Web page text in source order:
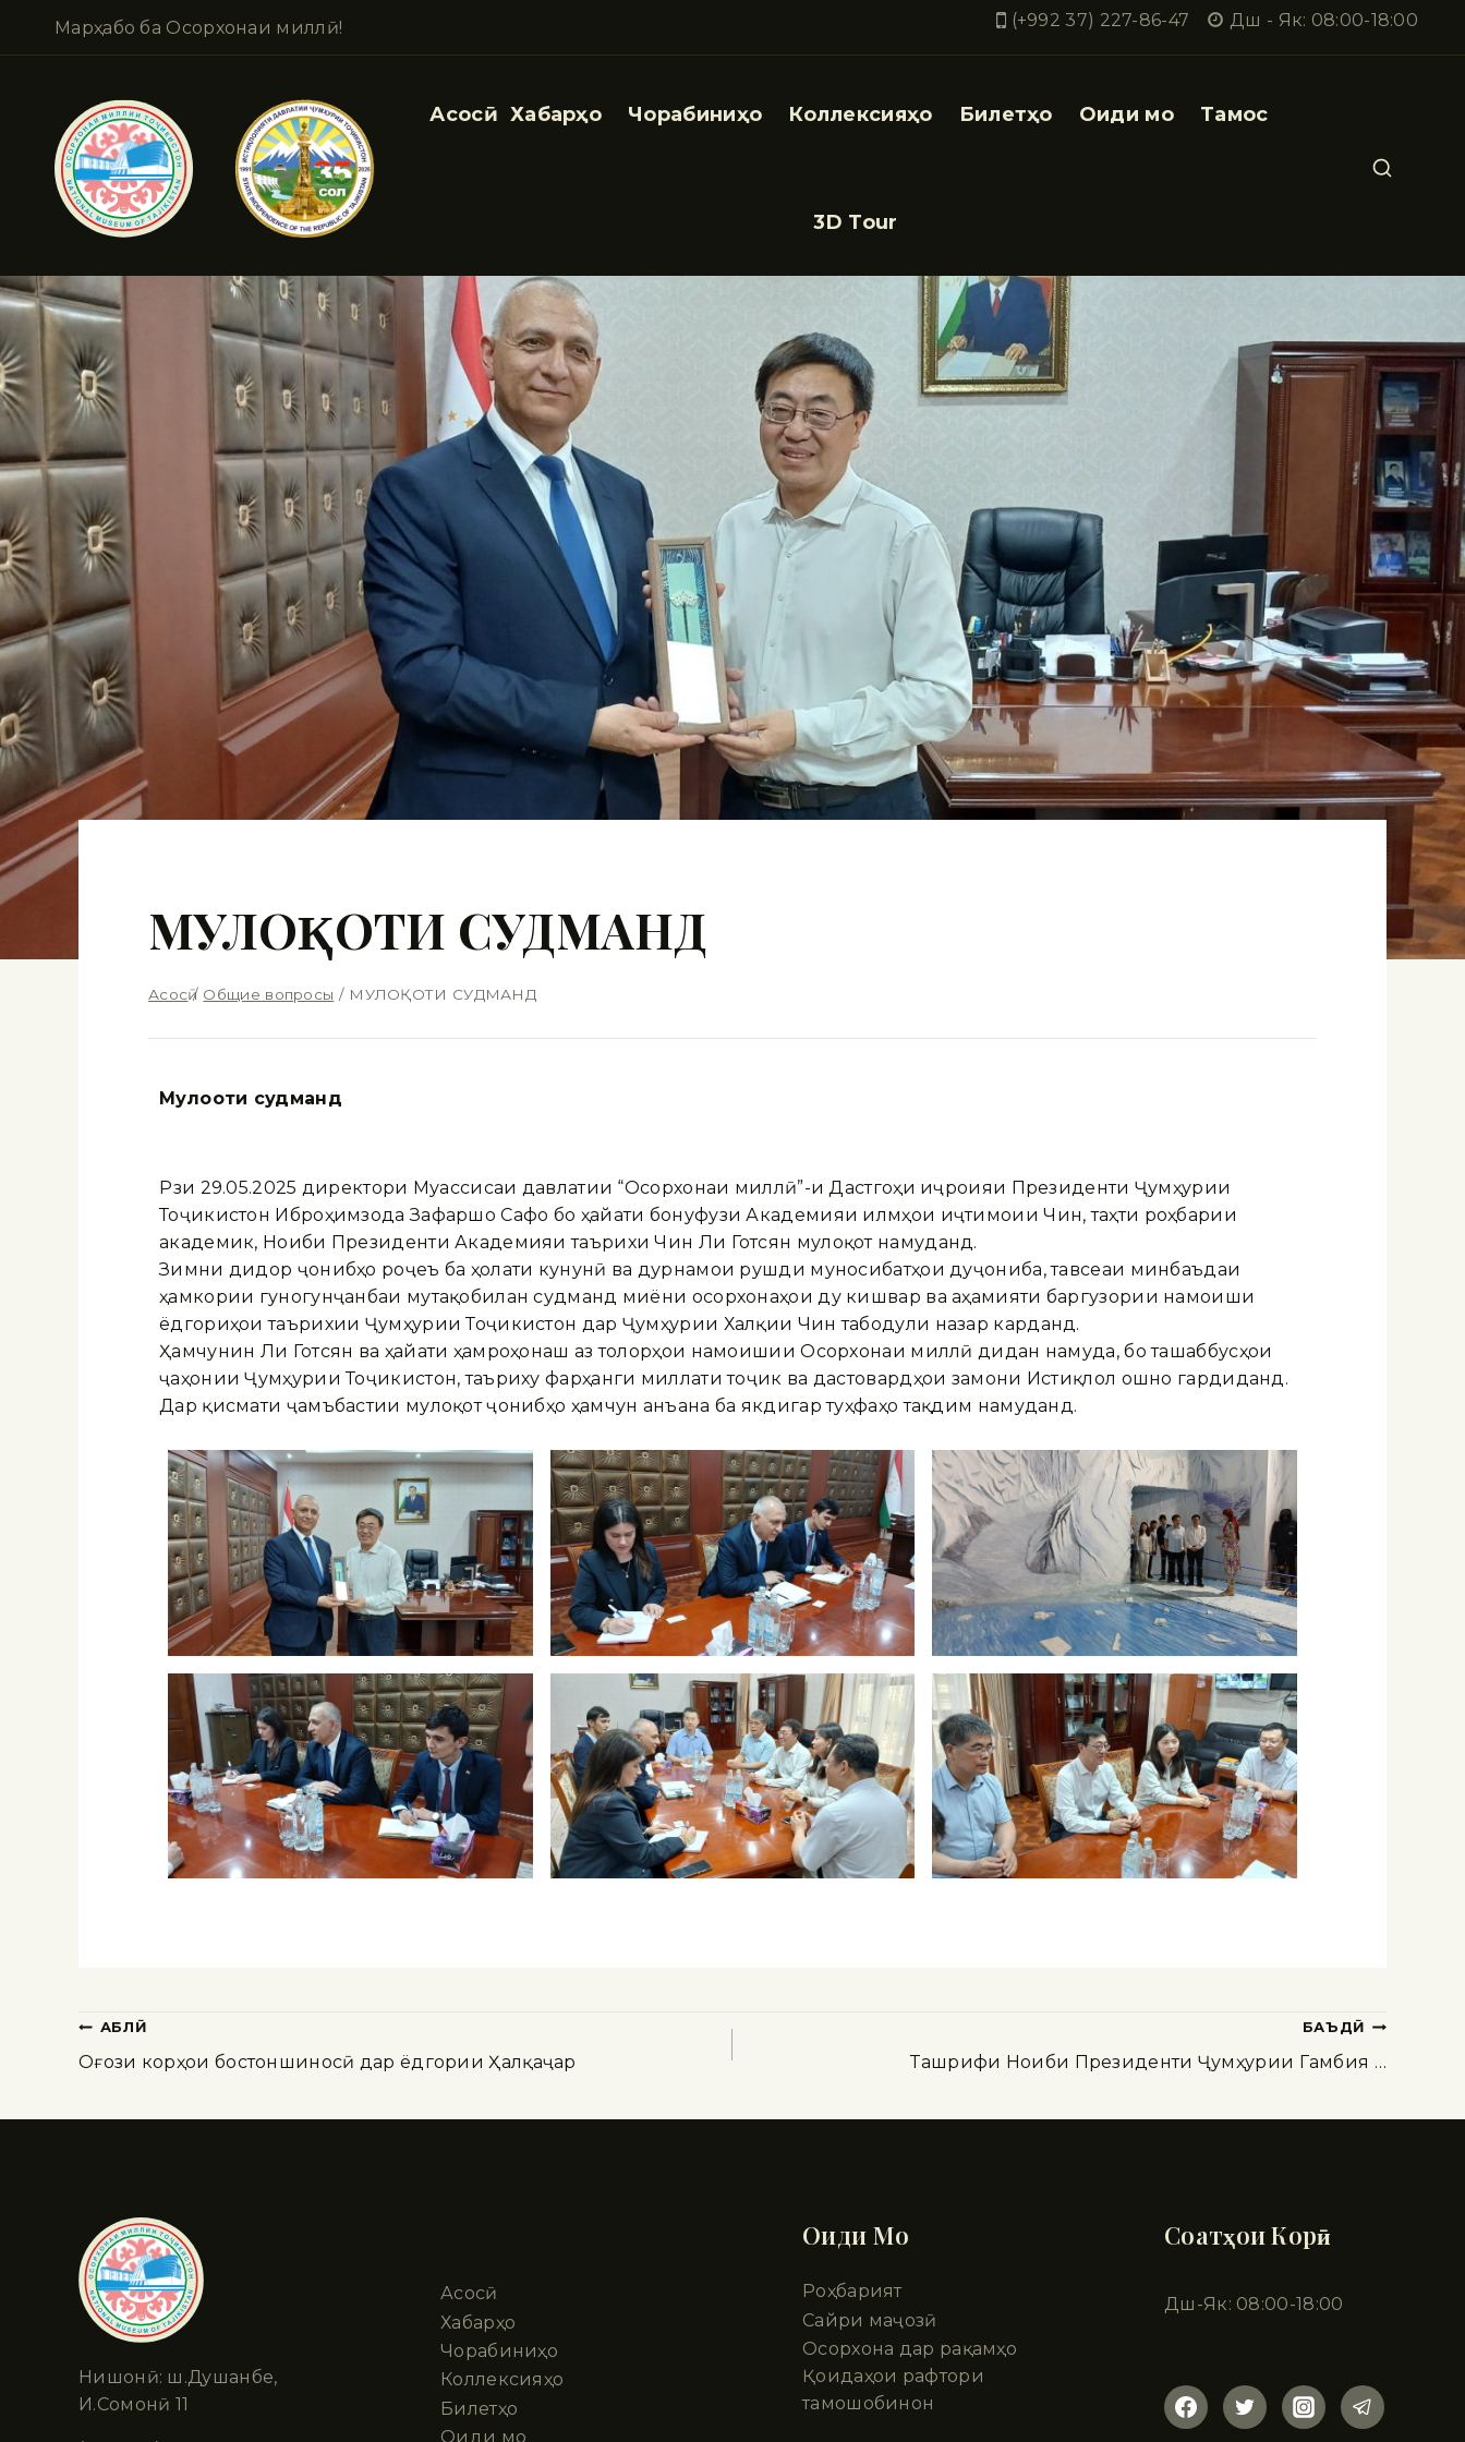
Марҳабо ба Осорхонаи миллӣ! (+992 37) 227-86-47 Дш - Як: 08:00-18:00
Асосӣ Хабарҳо Чорабиниҳо Коллексияҳо Билетҳо Оиди мо Тамос
3D Tour
МУЛОҚОТИ СУДМАНД
Асосӣ / Общие вопросы / МУЛОҚОТИ СУДМАНД
Мулоқоти судманд
Рӯзи 29.05.2025 директори Муассисаи давлатии “Осорхонаи миллӣ”-и Дастгоҳи иҷроияи Президенти Ҷумҳурии
Тоҷикистон Иброҳимзода Зафаршо Сафо бо ҳайати бонуфузи Академияи илмҳои иҷтимоии Чин, таҳти роҳбарии
академик, Ноиби Президенти Академияи таърихи Чин Ли Готсян мулоқот намуданд.
Зимни дидор ҷонибҳо роҷеъ ба ҳолати кунунӣ ва дурнамои рушди муносибатҳои дуҷониба, тавсеаи минбаъдаи
ҳамкории гуногунҷанбаи мутақобилан судманд миёни осорхонаҳои ду кишвар ва аҳамияти баргузории намоиши
ёдгориҳои таърихии Ҷумҳурии Тоҷикистон дар Ҷумҳурии Халқии Чин табодули назар карданд.
Ҳамчунин Ли Готсян ва ҳайати ҳамроҳонаш аз толорҳои намоишии Осорхонаи миллӣ дидан намуда, бо ташаббусҳои
ҷаҳонии Ҷумҳурии Тоҷикистон, таъриху фарҳанги миллати тоҷик ва дастовардҳои замони Истиқлол ошно гардиданд.
Дар қисмати ҷамъбастии мулоқот ҷонибҳо ҳамчун анъана ба якдигар туҳфаҳо тақдим намуданд.
ҚАБЛӢ
Оғози корҳои бостоншиносӣ дар ёдгории Ҳалқаҷар
БАЪДӢ
Ташрифи Ноиби Президенти Ҷумҳурии Гамбия …
Нишонӣ: ш.Душанбе,
И.Сомонӣ 11
Асосӣ
Хабарҳо
Чорабиниҳо
Коллексияҳо
Билетҳо
Оиди мо
Оиди Мо
Роҳбарият
Сайри маҷозӣ
Осорхона дар рақамҳо
Қоидаҳои рафтори
тамошобинон
Соатҳои Корӣ
Дш-Як: 08:00-18:00